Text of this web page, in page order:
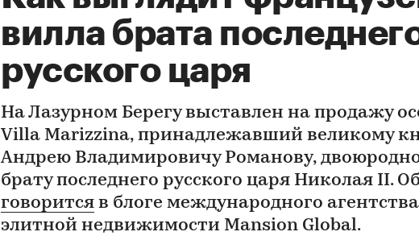
вилла брата
русского царя
На Лазурном Берегу выставлен на продажу
Villa Marizzina, принадлежавший великому
Андрею Владимировичу Романову,
брату последнего русского царя Николая II.
говорится в блоге международного агентства
элитной недвижимости Mansion Global.